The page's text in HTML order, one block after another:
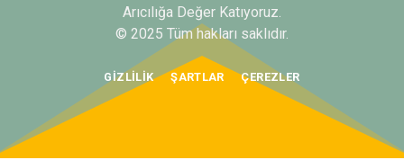
Arıcılığa Değer Katıyoruz.
© 2025 Tüm hakları saklıdır.
GIZLILIK ŞARTLAR ÇEREZLER